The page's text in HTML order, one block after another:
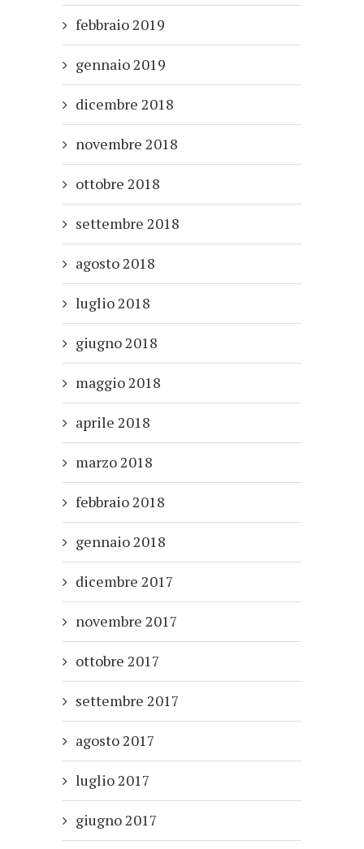
febbraio 2019
gennaio 2019
dicembre 2018
novembre 2018
ottobre 2018
settembre 2018
agosto 2018
luglio 2018
giugno 2018
maggio 2018
aprile 2018
marzo 2018
febbraio 2018
gennaio 2018
dicembre 2017
novembre 2017
ottobre 2017
settembre 2017
agosto 2017
luglio 2017
giugno 2017